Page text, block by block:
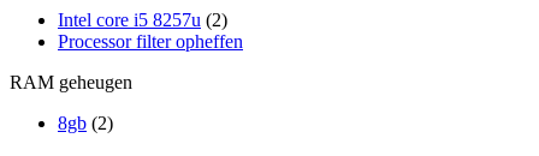
Intel core i5 8257u (2)
Processor filter opheffen
RAM geheugen
8gb (2)